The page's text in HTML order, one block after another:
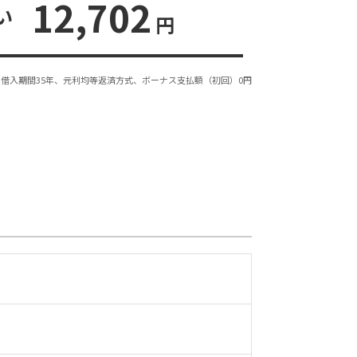
12,702 円
入期間35年、元利均等返済方式、ボーナス支払額（初回）0円